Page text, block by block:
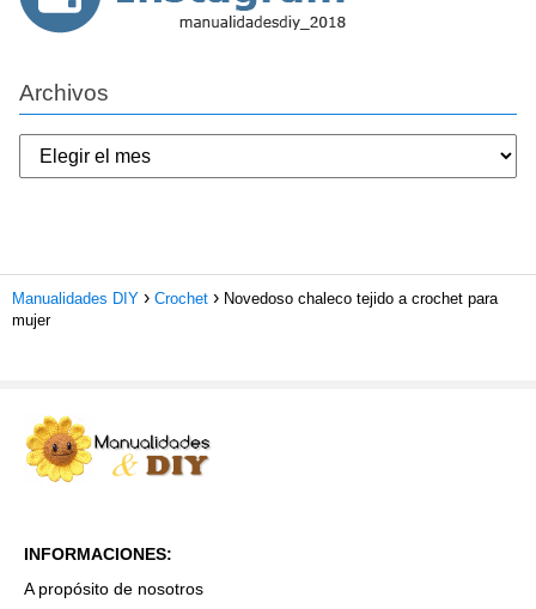
Archivos
Manualidades DIY Crochet
Novedoso chaleco tejido a crochet para
mujer
INFORMACIONES:
A propósito de nosotros